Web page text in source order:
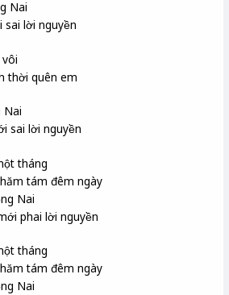
Nai
sai lời nguyền
thời quên em
Nai
sai lời nguyền
tháng
tám đêm ngày
Nai
phai lời nguyền
tháng
tám đêm ngày
Nai